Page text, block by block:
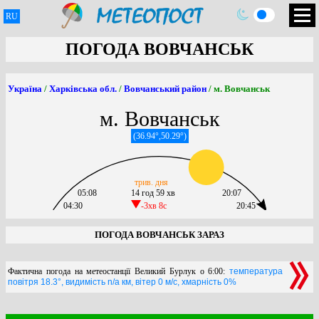
RU
ПОГОДА ВОВЧАНСЬК
Україна / Харківська обл. / Вовчанський район / м. Вовчанськ
м. Вовчанськ
(36.94°,50.29°)
04:30
05:08
14 год 59 хв
-3хв 8c
трив. дня
20:45
20:07
ПОГОДА ВОВЧАНСЬК ЗАРАЗ
Фактична погода на метеостанції Великий Бурлук о 6:00: температура
повітря 18.3°, видимість n/a км, вітер 0 м/с, хмарність 0%